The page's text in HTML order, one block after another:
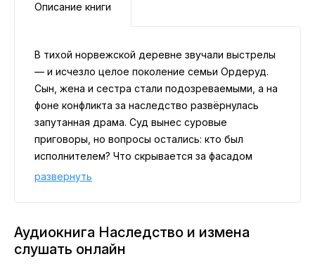
Описание книги
В тихой норвежской деревне звучали выстрелы
— и исчезло целое поколение семьи Ордеруд.
Сын, жена и сестра стали подозреваемыми, а на
фоне конфликта за наследство развёрнулась
запутанная драма. Суд вынес суровые
приговоры, но вопросы остались: кто был
исполнителем? Что скрывается за фасадом
идеальной семейной фермы? История до сих
в окончательной версии событий
развернуть
Аудиокнига Наследство и измена
слушать онлайн